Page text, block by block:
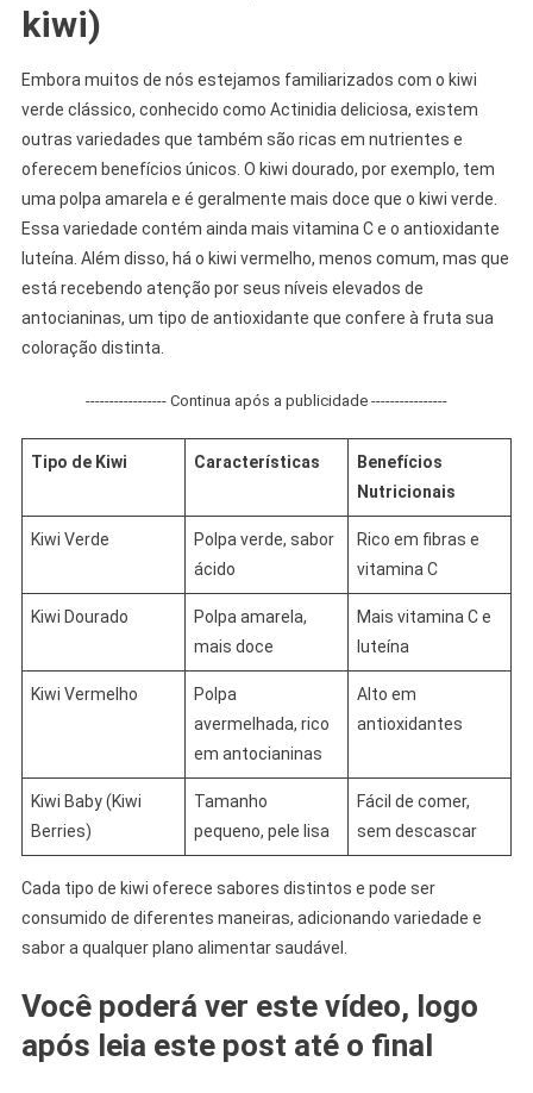
kiwi)
Embora muitos de nós estejamos familiarizados com o kiwi
verde clássico, conhecido como Actinidia deliciosa, existem
outras variedades que também são ricas em nutrientes e
oferecem benefícios únicos. O kiwi dourado, por exemplo, tem
uma polpa amarela e é geralmente mais doce que o kiwi verde.
Essa variedade contém ainda mais vitamina C e o antioxidante
luteína. Além disso, há o kiwi vermelho, menos comum, mas que
está recebendo atenção por seus níveis elevados de
antocianinas, um tipo de antioxidante que confere à fruta sua
coloração distinta.
----------------- Continua após a publicidade ----------------
Tipo de Kiwi Características
Benefícios
Nutricionais
Kiwi Verde
Polpa verde, sabor
ácido
Rico em fibras e
vitamina C
Kiwi Dourado
Polpa amarela,
mais doce
Mais vitamina C e
luteína
Kiwi Vermelho
Polpa
avermelhada, rico
em antocianinas
Alto em
antioxidantes
Kiwi Baby (Kiwi
Berries)
Tamanho
pequeno, pele lisa
Fácil de comer,
sem descascar
Cada tipo de kiwi oferece sabores distintos e pode ser
consumido de diferentes maneiras, adicionando variedade e
sabor a qualquer plano alimentar saudável.
Você poderá ver este vídeo, logo
após leia este post até o final